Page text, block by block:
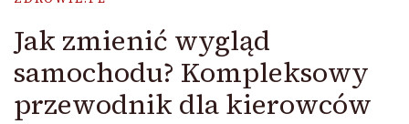
Jak zmienić wygląd
samochodu? Kompleksowy
przewodnik dla kierowców